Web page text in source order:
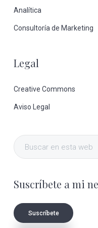
Analítica
Consultoría de Marketing
Legal
Creative Commons
Aviso Legal
Buscar
en
web
Suscríbete a mi
Suscríbete